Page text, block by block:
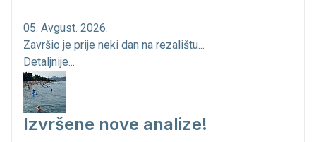
05. Avgust. 2026.
Završio je prije neki dan na rezalištu...
Detaljnije...
Izvršene nove analize!